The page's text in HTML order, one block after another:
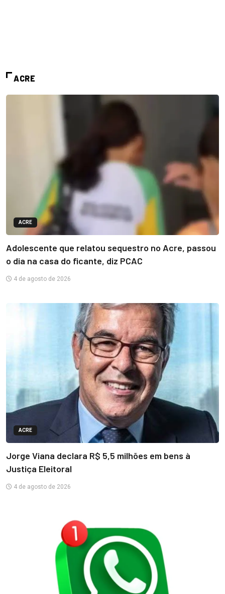
ACRE
ACRE
Adolescente que relatou sequestro no Acre, passou
o dia na casa do ficante, diz PCAC
4 de agosto de 2026
ACRE
Jorge Viana declara R$ 5,5 milhões em bens à
Justiça Eleitoral
4 de agosto de 2026